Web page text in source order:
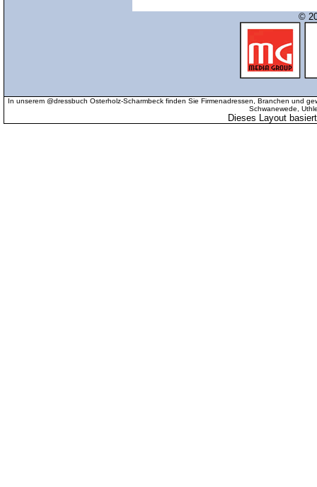
©
In unserem @dressbuch Osterholz-Scharmbeck finden Sie Firmenadressen, Branchen und
Schwanewede,
Dieses Layout